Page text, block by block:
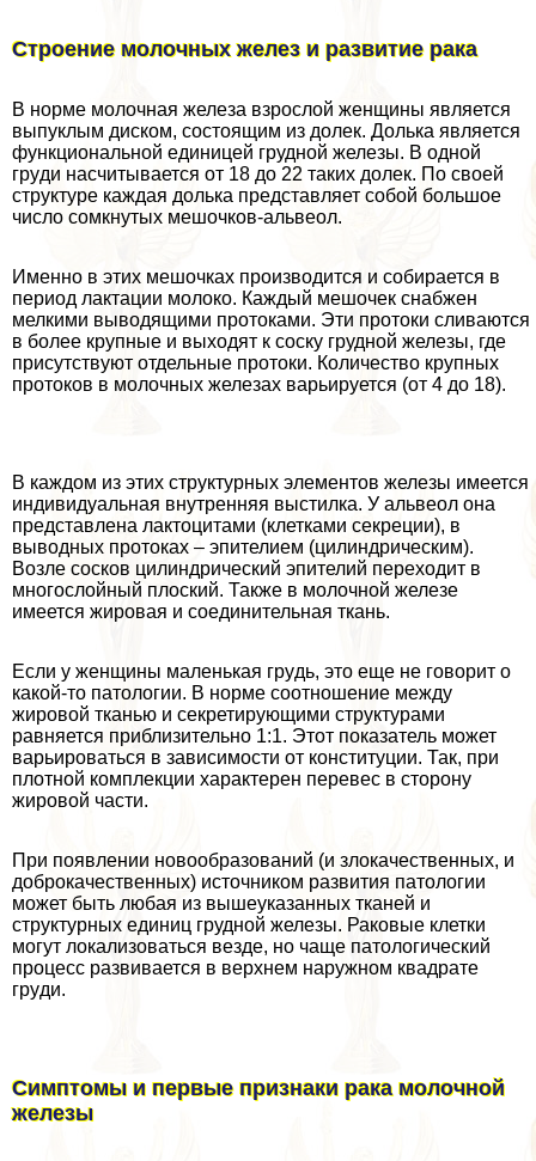
Строение молочных желез и развитие paка
В норме молочная железа взрослой женщины является
выпуклым диском, состоящим из долек. Долька является
функциональной единицей грудной железы. В одной
гpyди насчитывается от 18 до 22 таких долек. По своей
структуре каждая долька представляет собой большое
число сомкнутых мешочков-альвеол.
Именно в этих мешочках производится и собирается в
период лактации молоко. Каждый мешочек снабжен
мелкими выводящими протоками. Эти протоки сливаются
в более крупные и выходят к соску грудной железы, где
присутствуют отдельные протоки. Количество крупных
протоков в молочных железах варьируется (от 4 до 18).
В каждом из этих структурных элементов железы имеется
индивидуальная внутренняя выстилка. У альвеол она
представлена лактоцитами (клетками секреции), в
выводных протоках – эпителием (цилиндрическим).
Возле сосков цилиндрический эпителий переходит в
многослойный плоский. Также в молочной железе
имеется жировая и соединительная ткань.
Если у женщины маленькая гpyдь, это еще не говорит о
какой-то патологии. В норме соотношение между
жировой тканью и секретирующими структурами
равняется приблизительно 1:1. Этот показатель может
варьироваться в зависимости от конституции. Так, при
плотной комплекции хаpaктерен перевес в сторону
жировой части.
При появлении новообразований (и злокачественных, и
доброкачественных) источником развития патологии
может быть любая из вышеуказанных тканей и
структурных единиц грудной железы. Раковые клетки
могут локализоваться везде, но чаще патологический
процесс развивается в верхнем наружном квадрате
гpyди.
Симптомы и первые признаки paка молочной
железы